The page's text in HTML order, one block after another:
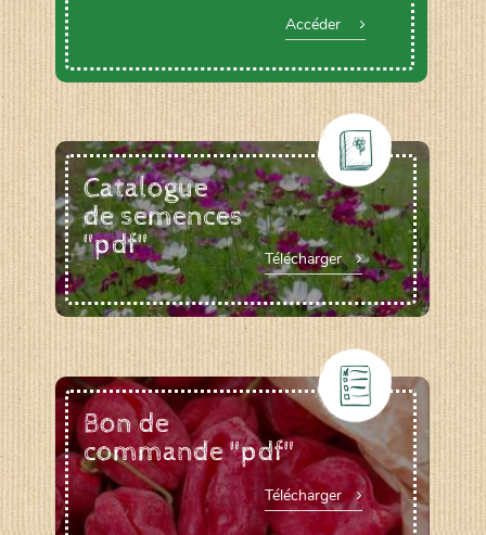
Accéder
Catalogue
de semences
"pdf"
Télécharger
Bon de
commande "pdf"
Télécharger